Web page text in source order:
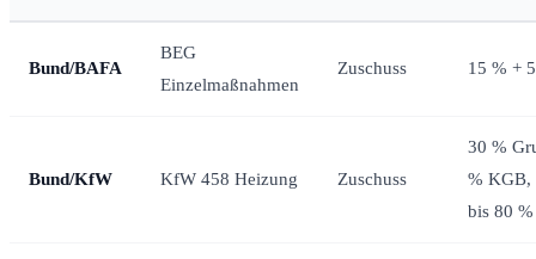
Bund/BAFA
BEG
Einzelmaßnahmen
Zuschuss 15 % +
Bund/KfW KfW 458 Heizung Zuschuss
30 %
% KGB,
bis 80 %